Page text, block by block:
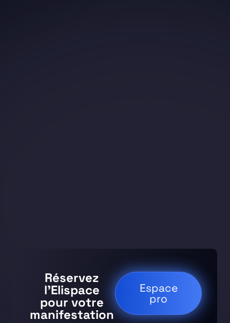
Réservez
l’Elispace
pour votre
manifestation
Espace
pro